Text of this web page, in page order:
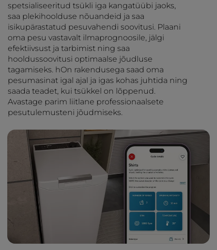
spetsialiseeritud tsükli iga kangatüübi jaoks,
saa plekihoolduse nõuandeid ja saa
isikupärastatud pesuvahendi soovitusi. Plaani
oma pesu vastavalt ilmaprognoosile, jälgi
efektiivsust ja tarbimist ning saa
hooldussoovitusi optimaalse jõudluse
tagamiseks. hOn rakendusega saad oma
pesumasinat igal ajal ja igas kohas juhtida ning
saada teadet, kui tsükkel on lõppenud.
Avastage parim liitlane professionaalsete
pesutulemusteni jõudmiseks.